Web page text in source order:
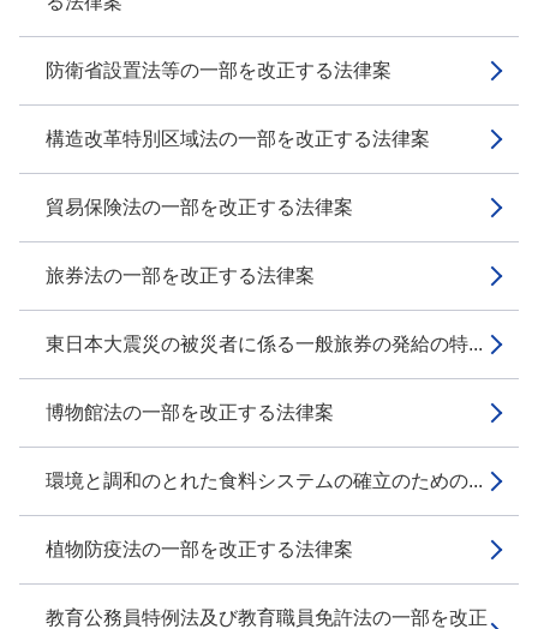
防衛省設置法等の一部を改正する法律案
構造改革特別区域法の一部を改正する法律案
貿易保険法の一部を改正する法律案
旅券法の一部を改正する法律案
東日本大震災の被災者に係る一般旅券の発給の特...
博物館法の一部を改正する法律案
環境と調和のとれた食料システムの確立のための...
植物防疫法の一部を改正する法律案
教育公務員特例法及び教育職員免許法の一部を改正